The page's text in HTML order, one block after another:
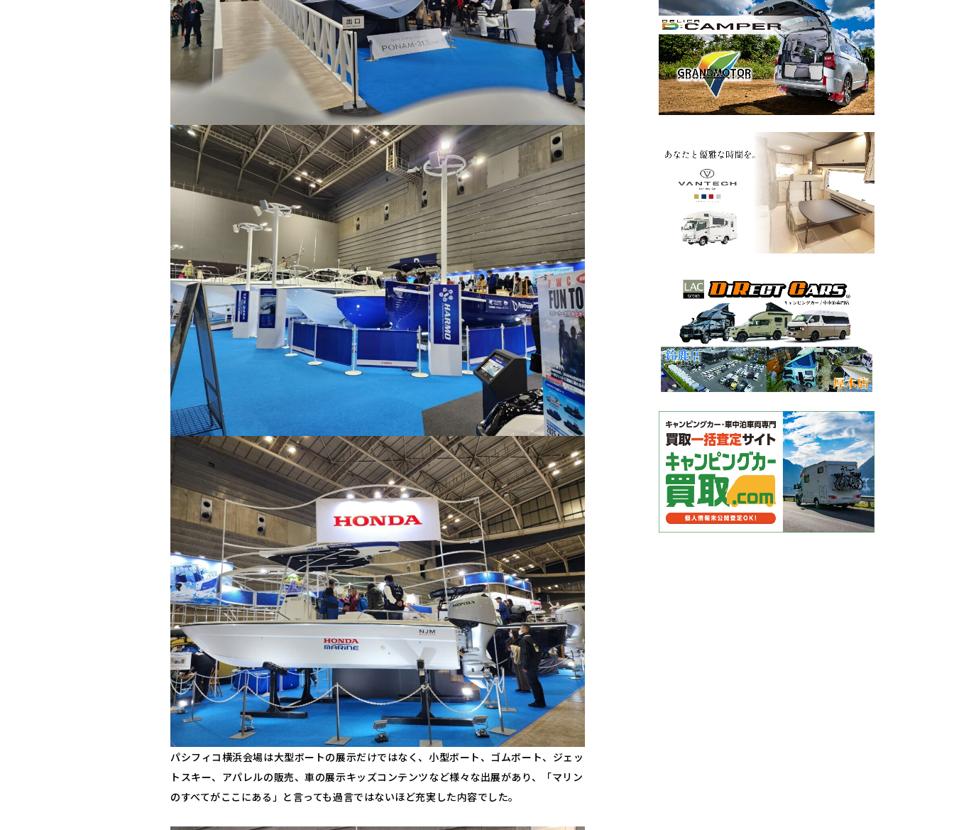
パシフィコ横浜会場は大型ボートの展示だけではなく、小型ボート、ゴムボート、ジェッ
トスキー、アパレルの販売、車の展示キッズコンテンツなど様々な出展があり、「マリン
のすべてがここにある」と言っても過言ではないほど充実した内容でした。